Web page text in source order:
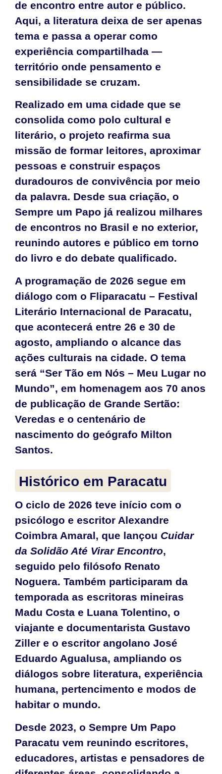
de encontro entre autor e público.
Aqui, a literatura deixa de ser apenas
tema e passa a operar como
experiência compartilhada —
território onde pensamento e
sensibilidade se cruzam.
Realizado em uma cidade que se
consolida como polo cultural e
literário, o projeto reafirma sua
missão de formar leitores, aproximar
pessoas e construir espaços
duradouros de convivência por meio
da palavra. Desde sua criação, o
Sempre um Papo já realizou milhares
de encontros no Brasil e no exterior,
reunindo autores e público em torno
do livro e do debate qualificado.
A programação de 2026 segue em
diálogo com o Fliparacatu – Festival
Literário Internacional de Paracatu,
que acontecerá entre 26 e 30 de
agosto, ampliando o alcance das
ações culturais na cidade. O tema
será “Ser Tão em Nós – Meu Lugar no
Mundo”, em homenagem aos 70 anos
de publicação de Grande Sertão:
Veredas e o centenário de
nascimento do geógrafo Milton
Santos.
Histórico em Paracatu
O ciclo de 2026 teve início com o
psicólogo e escritor Alexandre
Coimbra Amaral, que lançou Cuidar
da Solidão Até Virar Encontro,
seguido pelo filósofo Renato
Noguera. Também participaram da
temporada as escritoras mineiras
Madu Costa e Luana Tolentino, o
viajante e documentarista Gustavo
Ziller e o escritor angolano José
Eduardo Agualusa, ampliando os
diálogos sobre literatura, experiência
humana, pertencimento e modos de
habitar o mundo.
Desde 2023, o Sempre Um Papo
Paracatu vem reunindo escritores,
educadores, artistas e pensadores de